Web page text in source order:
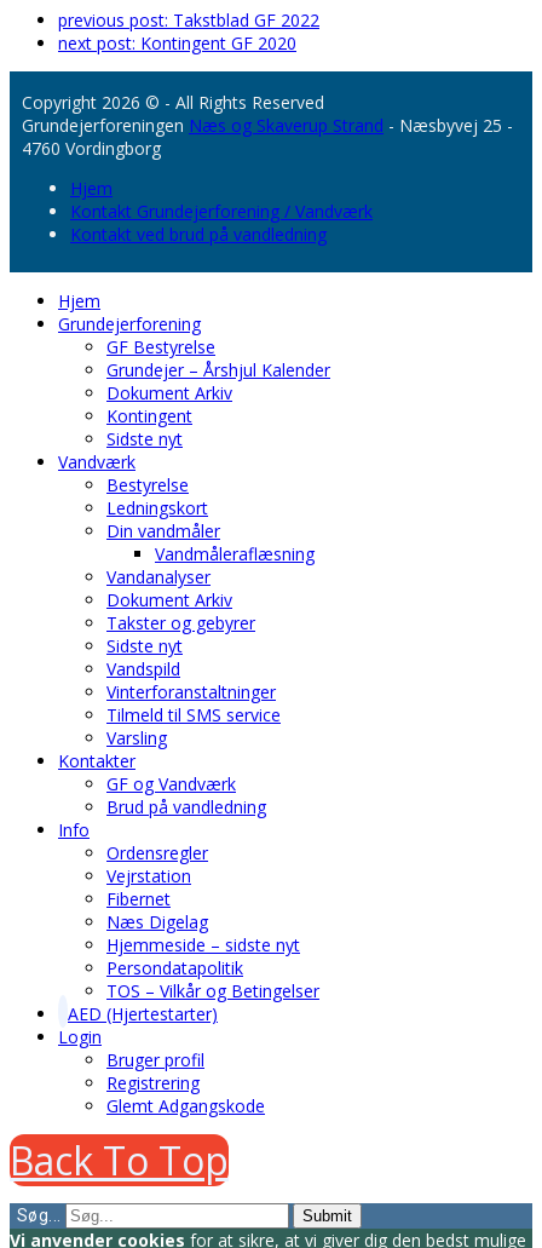
previous post: Takstblad GF 2022
next post: Kontingent GF 2020
Copyright 2026 © - All Rights Reserved
Grundejerforeningen Næs og Skaverup Strand - Næsbyvej 25 -
4760 Vordingborg
Hjem
Kontakt Grundejerforening / Vandværk
Kontakt ved brud på vandledning
Hjem
Grundejerforening
GF Bestyrelse
Grundejer – Årshjul Kalender
Dokument Arkiv
Kontingent
Sidste nyt
Vandværk
Bestyrelse
Ledningskort
Din vandmåler
Vandmåleraflæsning
Vandanalyser
Dokument Arkiv
Takster og gebyrer
Sidste nyt
Vandspild
Vinterforanstaltninger
Tilmeld til SMS service
Varsling
Kontakter
GF og Vandværk
Brud på vandledning
Info
Ordensregler
Vejrstation
Fibernet
Næs Digelag
Hjemmeside – sidste nyt
Persondatapolitik
TOS – Vilkår og Betingelser
AED (Hjertestarter)
Login
Bruger profil
Registrering
Glemt Adgangskode
Back To Top
Søg... Submit
Vi anvender cookies for at sikre, at vi giver dig den bedst mulige